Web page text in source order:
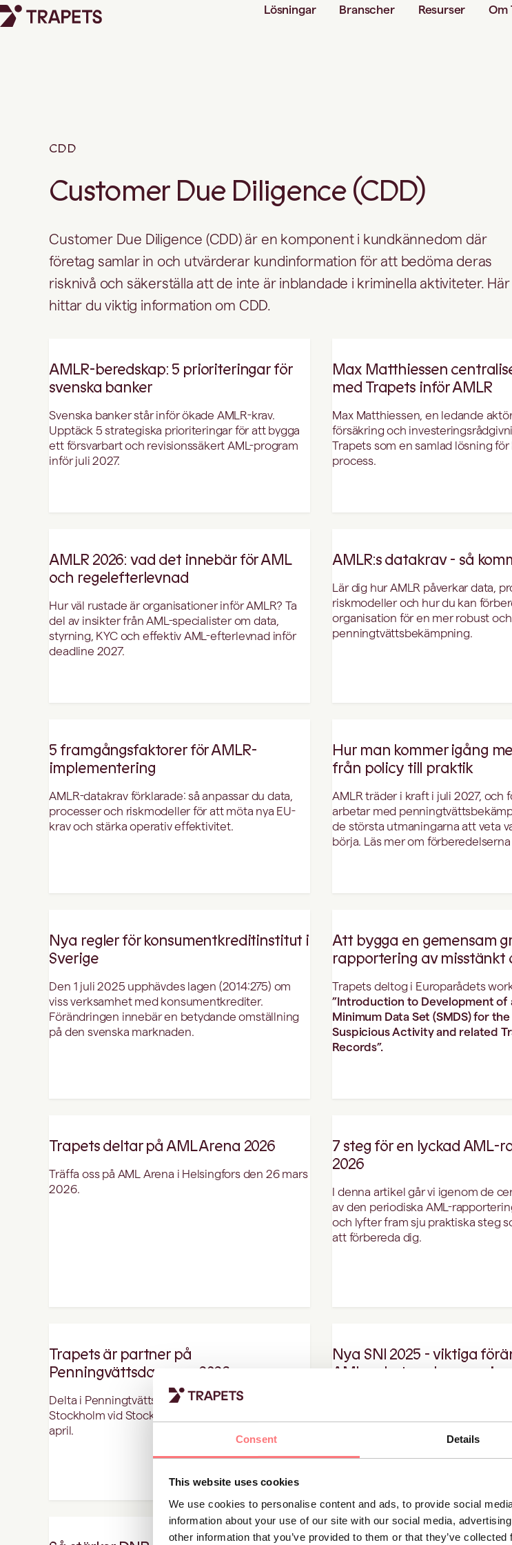
Consent Details
This website uses cookies
We use cookies to personalise content and ads, to provide social
information about your use of our site with our social media,
other information that you’ve provided to them or that they’ve
Lösningar Branscher Resurser Om
CDD
Customer Due Diligence (CDD)
Customer Due Diligence (CDD) är en komponent i kundkännedom där
företag samlar in och utvärderar kundinformation för att bedöma deras
risknivå och säkerställa att de inte är inblandade i kriminella aktiviteter. Här
hittar du viktig information om CDD.
AMLR-beredskap: 5 prioriteringar för
svenska banker
Svenska banker står inför ökade AMLR-krav.
Upptäck 5 strategiska prioriteringar för att bygga
ett försvarbart och revisionssäkert AML-program
inför juli 2027.
Max Matthiessen
med Trapets inför AMLR
Max Matthiessen, en ledande
försäkring och
Trapets som en samlad lösning för
process.
AMLR 2026: vad det innebär för AML
och regelefterlevnad
Hur väl rustade är organisationer inför AMLR? Ta
del av insikter från AML-specialister om data,
styrning, KYC och effektiv AML-efterlevnad inför
deadline 2027.
AMLR:s datakrav - så
Lär dig hur AMLR påverkar data,
riskmodeller och hur du kan
organisation för en mer robust
penningtvättsbekämpning.
5 framgångsfaktorer för AMLR-
implementering
AMLR-datakrav förklarade: så anpassar du data,
processer och riskmodeller för att möta nya EU-
krav och stärka operativ effektivitet.
Hur man kommer igång
från policy till praktik
AMLR träder i kraft i juli 2027, och
arbetar med
de största utmaningarna att veta
börja. Läs mer om förberedelserna
Nya regler för konsumentkreditinstitut i
Sverige
Den 1 juli 2025 upphävdes lagen (2014:275) om
viss verksamhet med konsumentkrediter.
Förändringen innebär en betydande omställning
på den svenska marknaden.
Att bygga en gemensam
rapportering av misstänkt
Trapets deltog i Europarådets
”Introduction to Development of
Minimum Data Set (SMDS) for
Suspicious Activity and related
Records”.
Trapets deltar på AML Arena 2026
Träffa oss på AML Arena i Helsingfors den 26 mars
2026.
7 steg för en lyckad AML-
2026
I denna artikel går vi igenom de
av den periodiska AML-
och lyfter fram sju praktiska steg
att förbereda dig.
Trapets är partner på
Penningvättsdagarna 2026
Delta i Penningtvättsdagarna 2026, som hålls i
Stockholm vid Stockholm Waterfront, den 15-16
april.
Nya SNI 2025 - viktiga
AML-arbete och screening